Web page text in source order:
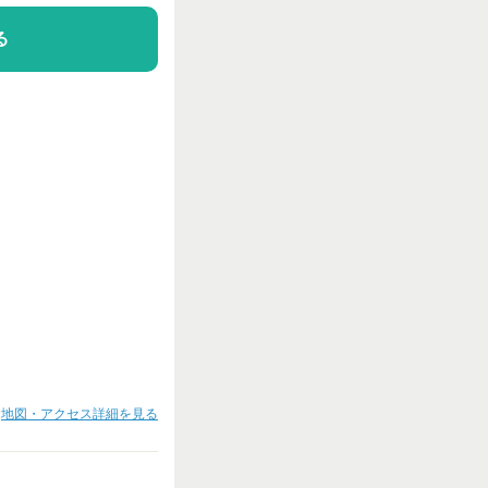
地図・アクセス詳細を見る